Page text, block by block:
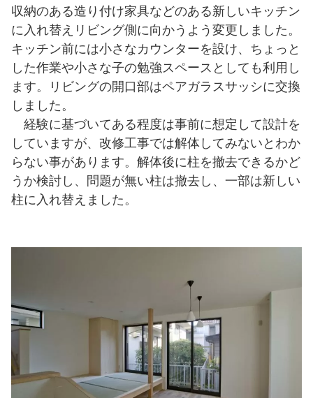
収納のある造り付け家具などのある新しいキッチン
に入れ替えリビング側に向かうよう変更しました。
キッチン前には小さなカウンターを設け、ちょっと
した作業や小さな子の勉強スペースとしても利用し
ます。リビングの開口部はペアガラスサッシに交換
しました。
経験に基づいてある程度は事前に想定して設計を
していますが、改修工事では解体してみないとわか
らない事があります。解体後に柱を撤去できるかど
うか検討し、問題が無い柱は撤去し、一部は新しい
柱に入れ替えました。